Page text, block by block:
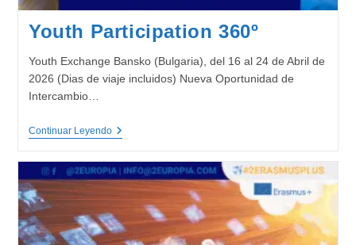
Youth Participation 360º
Youth Exchange Bansko (Bulgaria), del 16 al 24 de Abril de
2026 (Dias de viaje incluidos) Nueva Oportunidad de
Intercambio…
Continuar LeyendoYouth